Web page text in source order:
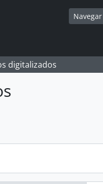
Navegar
digitalizados